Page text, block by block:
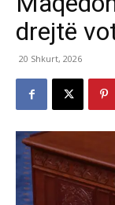
drejtë
20 Shkurt, 2026